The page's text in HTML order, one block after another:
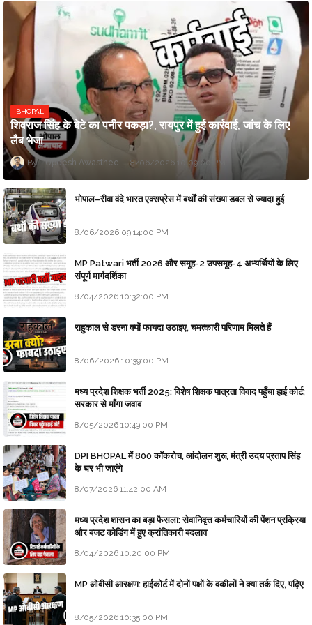
BHOPAL
शिवराज सिंह के बेटे का पनीर पकड़ा?, रायपुर में हुई कार्रवाई, जांच के लिए
लैब भेजा
Updesh Awasthee 8/06/2026 10:09:00 PM
भोपाल–रीवा वंदे भारत एक्सप्रेस में बर्थों की संख्या डबल से ज्यादा हुई
8/06/2026 09:14:00 PM
MP Patwari भर्ती 2026 और समूह-2 उपसमूह-4 अभ्यर्थियों के लिए
संपूर्ण मार्गदर्शिका
8/04/2026 10:32:00 PM
राहुकाल से डरना क्यों फायदा उठाइए, चमत्कारी परिणाम मिलते हैं
8/06/2026 10:39:00 PM
मध्य प्रदेश शिक्षक भर्ती 2025: विशेष शिक्षक पात्रता विवाद पहुँचा हाई कोर्ट;
सरकार से माँगा जवाब
8/05/2026 10:49:00 PM
DPI BHOPAL में 800 कॉकरोच, आंदोलन शुरू, मंत्री उदय प्रताप सिंह
के घर भी जाएंगे
8/07/2026 11:42:00 AM
मध्य प्रदेश शासन का बड़ा फैसला: सेवानिवृत्त कर्मचारियों की पेंशन प्रक्रिया
और बजट कोडिंग में हुए क्रांतिकारी बदलाव
8/04/2026 10:20:00 PM
MP ओबीसी आरक्षण: हाईकोर्ट में दोनों पक्षों के वकीलों ने क्या तर्क दिए, पढ़िए
8/05/2026 10:35:00 PM